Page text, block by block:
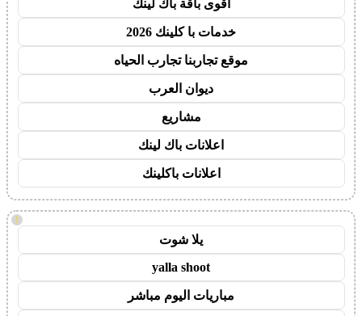
أقوى باقة باك لينك
خدمات با كلينك 2026
موقع تجاربنا تجارب الحياه
ديوان العرب
مشاريع
اعلانات باك لينك
اعلانات باكلينك
!
يلا شوت
yalla shoot
مباريات اليوم مباشر